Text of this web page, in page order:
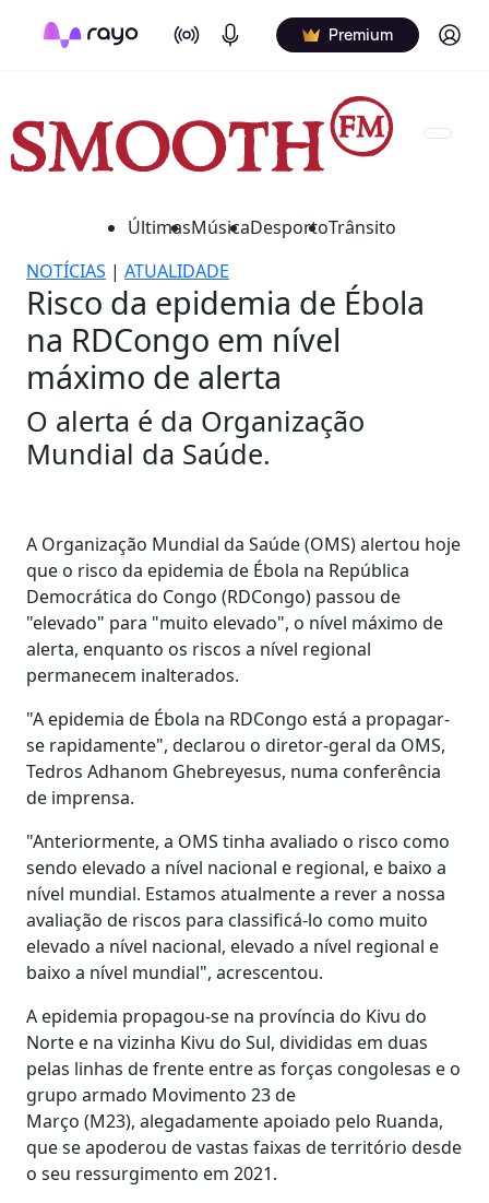
On Air Podcasts Premium Log in
ÚltimasMúsicaDesportoTrânsito
NOTÍCIAS | ATUALIDADE
Risco da epidemia de Ébola
na RDCongo em nível
máximo de alerta
O alerta é da Organização
Mundial da Saúde.
A Organização Mundial da Saúde (OMS) alertou hoje
que o risco da epidemia de Ébola na República
Democrática do Congo (RDCongo) passou de
"elevado" para "muito elevado", o nível máximo de
alerta, enquanto os riscos a nível regional
permanecem inalterados.
"A epidemia de Ébola na RDCongo está a propagar-
se rapidamente", declarou o diretor-geral da OMS,
Tedros Adhanom Ghebreyesus, numa conferência
de imprensa.
"Anteriormente, a OMS tinha avaliado o risco como
sendo elevado a nível nacional e regional, e baixo a
nível mundial. Estamos atualmente a rever a nossa
avaliação de riscos para classificá-lo como muito
elevado a nível nacional, elevado a nível regional e
baixo a nível mundial", acrescentou.
A epidemia propagou-se na província do Kivu do
Norte e na vizinha Kivu do Sul, divididas em duas
pelas linhas de frente entre as forças congolesas e o
grupo armado Movimento 23 de
Março (M23), alegadamente apoiado pelo Ruanda,
que se apoderou de vastas faixas de território desde
o seu ressurgimento em 2021.